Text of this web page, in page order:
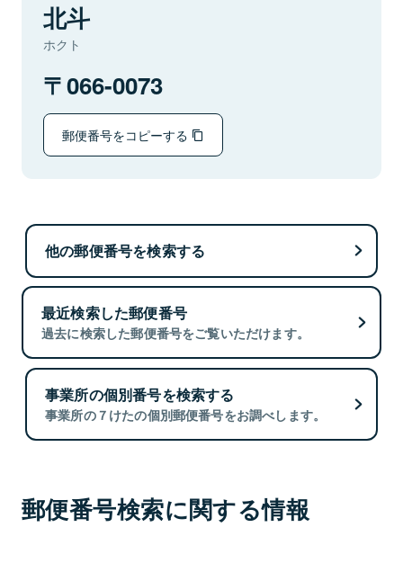
北斗
ホクト
066-0073
郵便番号をコピーする
他の郵便番号を検索する
最近検索した郵便番号
過去に検索した郵便番号をご覧いただけます。
事業所の個別番号を検索する
事業所の７けたの個別郵便番号をお調べします。
郵便番号検索に関する情報